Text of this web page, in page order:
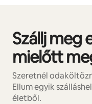
Szállj meg
mielőtt
Szeretnél
Ellum egyik
életből.
0/0 elem megjelenítve